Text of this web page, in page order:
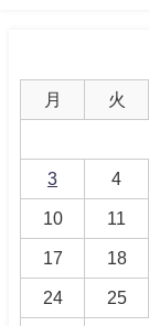
月 火
3 4
10 11
17 18
24 25